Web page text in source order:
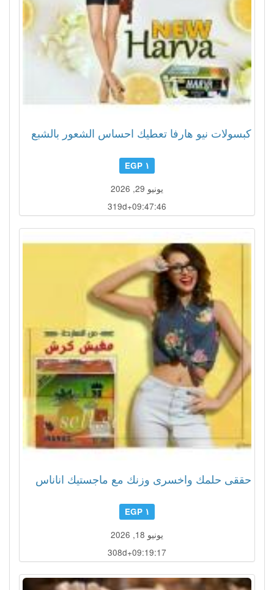
كبسولات نيو هارفا تعطيك احساس الشعور بالشبع
١ EGP
يونيو 29, 2026
319d+09:47:43
حققى حلمك واخسرى وزنك مع ماجستيك اناناس
١ EGP
يونيو 18, 2026
308d+09:19:14